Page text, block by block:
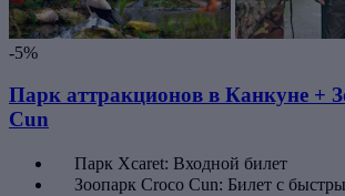
-5%
Парк аттракционов в Канкуне +
Cun
Парк Xcaret: Входной билет
Зоопарк Croco Cun: Билет с